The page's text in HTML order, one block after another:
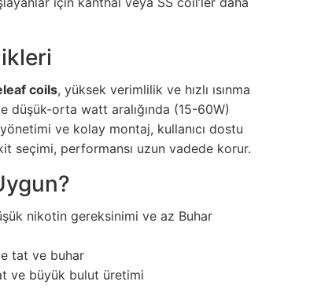
coils, yüksek verimlilik ve hızlı ısınma
düşük-orta watt aralığında (15-60W)
ve kolay montaj, kullanıcı dostu
seçimi, performansı uzun vadede korur.
nikotin gereksinimi ve az Buhar
tat ve buhar
ve büyük bulut üretimi